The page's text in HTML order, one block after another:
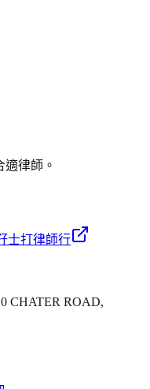
律師。
士打律師行
CHATER ROAD,